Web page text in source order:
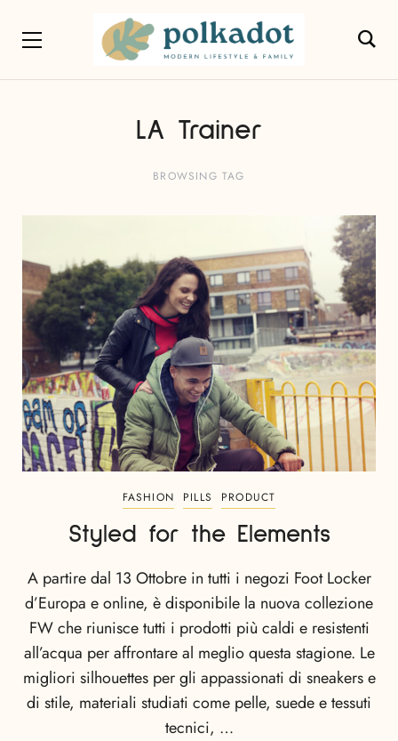
LA Trainer
BROWSING TAG
FASHION PILLS PRODUCT
Styled for the Elements
A partire dal 13 Ottobre in tutti i negozi Foot Locker
d’Europa e online, è disponibile la nuova collezione
FW che riunisce tutti i prodotti più caldi e resistenti
all’acqua per affrontare al meglio questa stagione. Le
migliori silhouettes per gli appassionati di sneakers e
di stile, materiali studiati come pelle, suede e tessuti
tecnici, …